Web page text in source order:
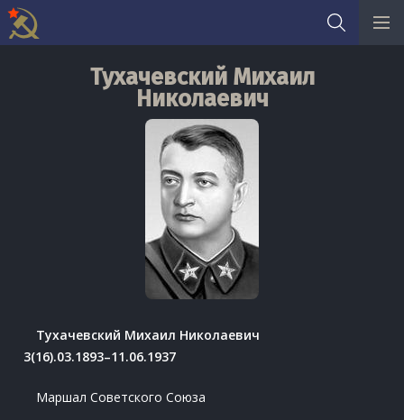
Тухачевский Михаил
Николаевич
Тухачевский Михаил Николаевич
3(16).03.1893–11.06.1937
Маршал Советского Союза